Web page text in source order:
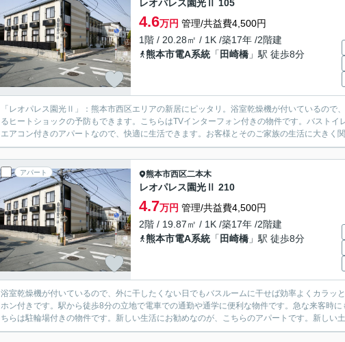
レオパレス園光Ⅱ 105
4.6万円 管理/共益費4,500円
1階 / 20.28㎡ / 1K /築17年 /2階建
熊本市電A系統「 田崎橋 」駅 徒歩8分
「レオパレス園光Ⅱ」：熊本市西区エリアの新居にピッタリ。浴室乾燥機が付いているので
るヒートショックの予防もできます。こちらはTVインターフォン付きの物件です。バストイ
エアコン付きのアパートなので、快適に生活できます。お客様とそのご家族の生活に大きく
アパート 熊本市西区二本木
レオパレス園光Ⅱ 210
4.7万円 管理/共益費4,500円
2階 / 19.87㎡ / 1K /築17年 /2階建
熊本市電A系統「 田崎橋 」駅 徒歩8分
浴室乾燥機が付いているので、外に干したくない日でもバスルームに干せば効率よくカラッ
ホン付きです。駅から徒歩8分の立地で電車での通勤や通学に便利な物件です。急な来客時
ちらは駐輪場付きの物件です。新しい生活にお勧めなのが、こちらのアパートです。新しい